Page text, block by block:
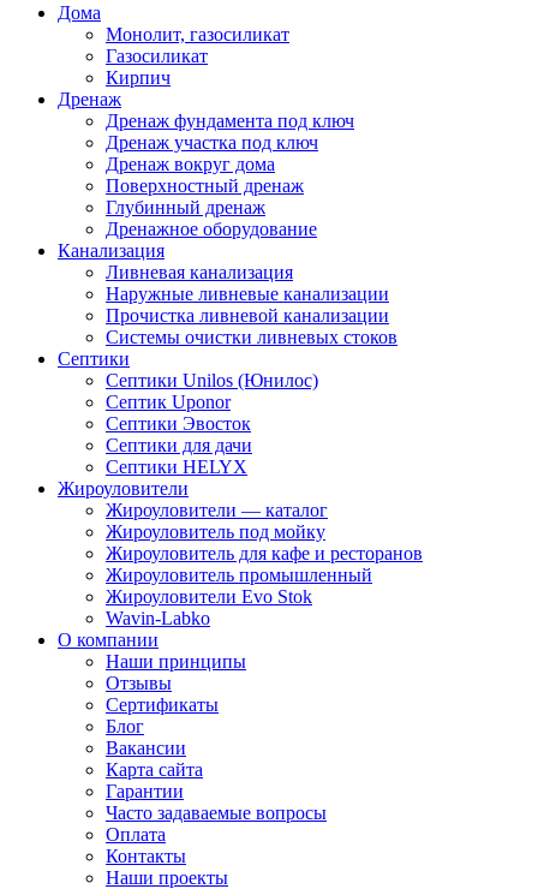
Дома
Монолит, газосиликат
Газосиликат
Кирпич
Дренаж
Дренаж фундамента под ключ
Дренаж участка под ключ
Дренаж вокруг дома
Поверхностный дренаж
Глубинный дренаж
Дренажное оборудование
Канализация
Ливневая канализация
Наружные ливневые канализации
Прочистка ливневой канализации
Системы очистки ливневых стоков
Септики
Септики Unilos (Юнилос)
Септик Uponor
Септики Эвосток
Септики для дачи
Септики HELYX
Жироуловители
Жироуловители — каталог
Жироуловитель под мойку
Жироуловитель для кафе и ресторанов
Жироуловитель промышленный
Жироуловители Evo Stok
Wavin-Labko
О компании
Наши принципы
Отзывы
Сертификаты
Блог
Вакансии
Карта сайта
Гарантии
Часто задаваемые вопросы
Оплата
Контакты
Наши проекты